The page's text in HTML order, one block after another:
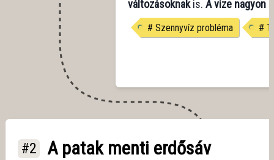
változásoknakis. A vize nagyon
# Szennyvíz probléma #
#2 A patak menti erdősáv